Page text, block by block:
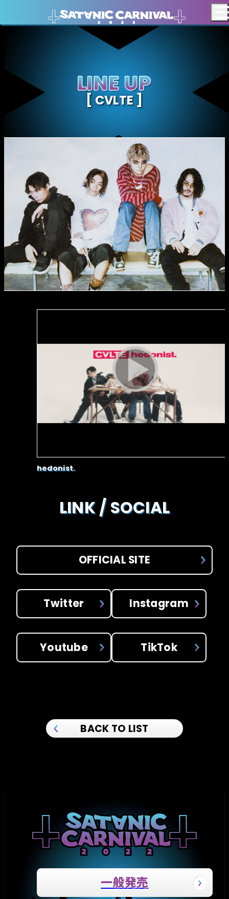
GOODS BOOTH AREA MAP
TICKET INFO GUIDELINE ACCESS
2019
[ CVLTE ]
hedonist.
LINK / SOCIAL
OFFICIAL SITE
Twitter Instagram
Youtube TikTok
BACK TO LIST
一般発売